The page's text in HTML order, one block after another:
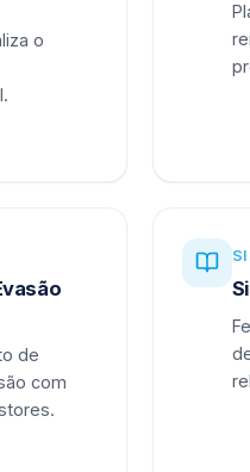
o
de
com